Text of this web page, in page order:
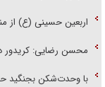
اربعین حسینی (ع) از
محسن رضایی: کریدور
با وحدت‌شکن بجنگید